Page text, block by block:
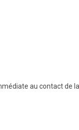
au contact de